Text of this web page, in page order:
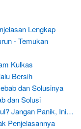
Lengkap
- Temukan
Kulkas
Bersih
dan Solusinya
dan Solusi
Jangan Panik, Ini…
Penjelasannya